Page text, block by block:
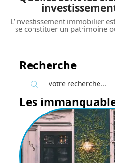
L’investissement immobilier
se constituer un patrimoine
Recherche
Les